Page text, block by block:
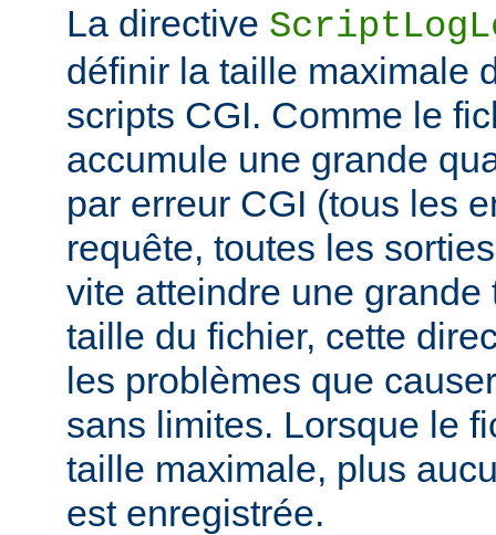
La directive
définir la taille maximale
scripts CGI. Comme le
accumule une grande
par erreur CGI (tous les
requête, toutes les
vite atteindre une
taille du fichier, cette
les problèmes que
sans limites. Lorsque le
taille maximale, plus
est enregistrée.